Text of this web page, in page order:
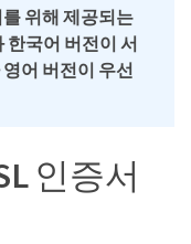
위해 제공되는
한국어 버전이 서
어 버전이 우선
인증서